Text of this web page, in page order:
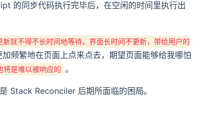
的同步代码执行完毕后，在空闲的时间里执行出
新就不得不长时间地等待，界面长时间不更新，带给用户的
频繁地在页面上点来点去，期望页面能够给我哪怕
是难以被响应的 。
Stack Reconciler 后期所面临的困局。